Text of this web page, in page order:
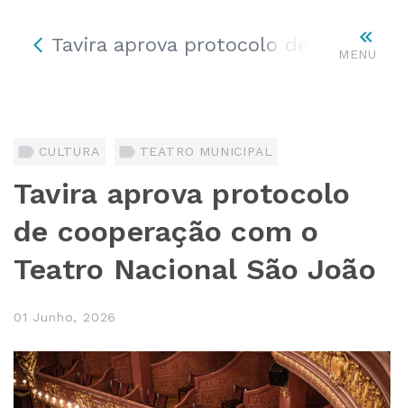
MENU
Tavira aprova protocolo de
CULTURA TEATRO MUNICIPAL
Tavira aprova protocolo
de cooperação com o
Teatro Nacional São João
01 Junho, 2026